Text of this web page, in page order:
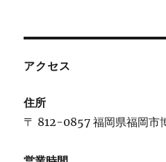
アクセス
住所
〒 812-0857 福岡県福岡